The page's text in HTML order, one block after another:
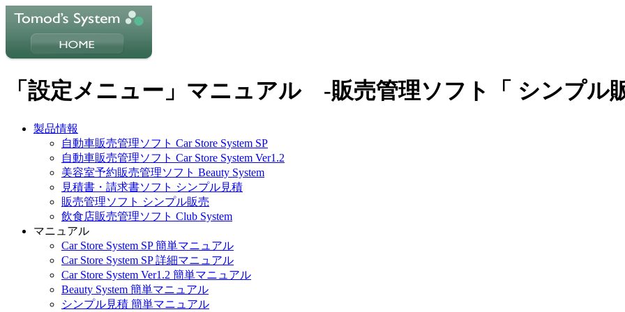
「設定メニュー」マニュアル -販売管理ソフト「 シンプル
製品情報
自動車販売管理ソフト Car Store System SP
自動車販売管理ソフト Car Store System Ver1.2
美容室予約販売管理ソフト Beauty System
見積書・請求書ソフト シンプル見積
販売管理ソフト シンプル販売
飲食店販売管理ソフト Club System
マニュアル
Car Store System SP 簡単マニュアル
Car Store System SP 詳細マニュアル
Car Store System Ver1.2 簡単マニュアル
Beauty System 簡単マニュアル
シンプル見積 簡単マニュアル